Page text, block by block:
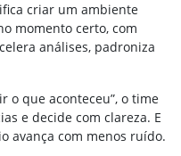
criar um ambiente
momento certo, com
análises, padroniza
o que aconteceu”, o time
e decide com clareza. E
avança com menos ruído.